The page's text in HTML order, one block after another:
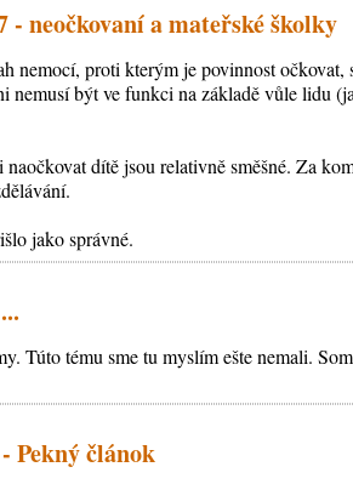
- neočkovaní a mateřské školky
nemocí, proti kterým je povinnost očkovat,
nemusí být ve funkci na základě vůle lidu
dítě jsou relativně směšné. Za
jako správné.
Túto tému sme tu myslím ešte nemali.
Pekný článok